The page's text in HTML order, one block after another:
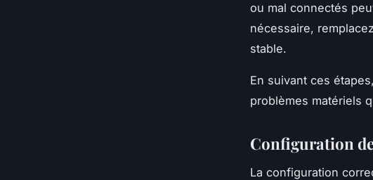
ou mal connectés
nécessaire,
stable.
En suivant ces
problèmes matériels
Configuration
La configuration